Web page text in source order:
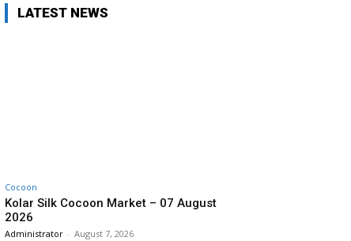
LATEST NEWS
Cocoon
Kolar Silk Cocoon Market – 07 August
2026
Administrator - August 7, 2026